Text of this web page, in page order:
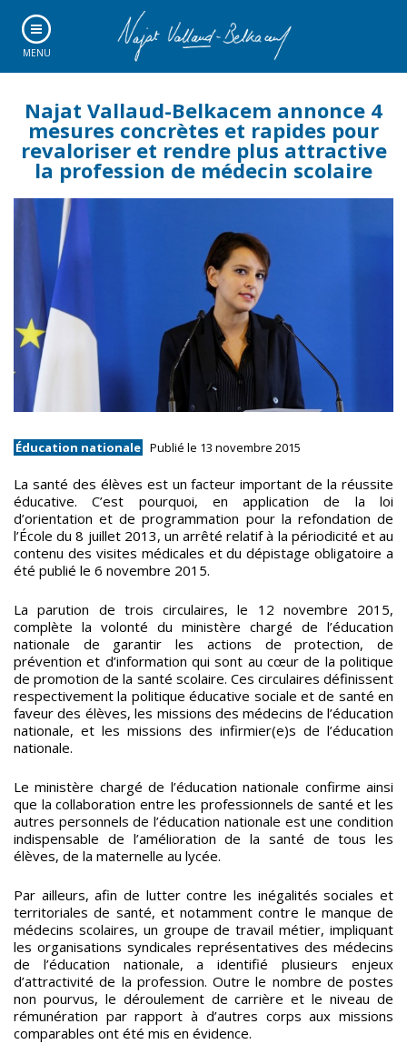
MENU
Najat Vallaud-Belkacem annonce 4
mesures concrètes et rapides pour
revaloriser et rendre plus attractive
la profession de médecin scolaire
Éducation nationale Publié le 13 novembre 2015
La santé des élèves est un facteur important de la réussite
éducative. C’est pourquoi, en application de la loi
d’orientation et de programmation pour la refondation de
l’École du 8 juillet 2013, un arrêté relatif à la périodicité et au
contenu des visites médicales et du dépistage obligatoire a
été publié le 6 novembre 2015.
La parution de trois circulaires, le 12 novembre 2015,
complète la volonté du ministère chargé de l’éducation
nationale de garantir les actions de protection, de
prévention et d’information qui sont au cœur de la politique
de promotion de la santé scolaire. Ces circulaires définissent
respectivement la politique éducative sociale et de santé en
faveur des élèves, les missions des médecins de l’éducation
nationale, et les missions des infirmier(e)s de l’éducation
nationale.
Le ministère chargé de l’éducation nationale confirme ainsi
que la collaboration entre les professionnels de santé et les
autres personnels de l’éducation nationale est une condition
indispensable de l’amélioration de la santé de tous les
élèves, de la maternelle au lycée.
Par ailleurs, afin de lutter contre les inégalités sociales et
territoriales de santé, et notamment contre le manque de
médecins scolaires, un groupe de travail métier, impliquant
les organisations syndicales représentatives des médecins
de l’éducation nationale, a identifié plusieurs enjeux
d’attractivité de la profession. Outre le nombre de postes
non pourvus, le déroulement de carrière et le niveau de
rémunération par rapport à d’autres corps aux missions
comparables ont été mis en évidence.